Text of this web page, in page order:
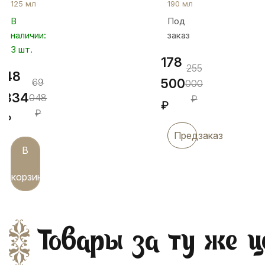
"Маркиза",
ЧП030
125 мл
В
наличии:
3 шт.
48
334
₽
69
048
₽
В
корзину
с
ложкой,
ЧП028
190 мл
Под
заказ
178
500
₽
255
000
₽
Предзаказ
Товары за ту же